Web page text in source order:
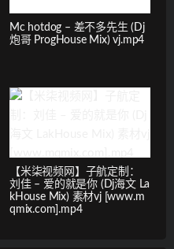
Mc hotdog – 差不多先生 (Dj
炮哥 ProgHouse Mix) vj.mp4
【米柒视频网】子航定制：
刘佳 – 爱的就是你 (Dj海文 La
kHouse Mix) 素材vj [www.m
qmix.com].mp4